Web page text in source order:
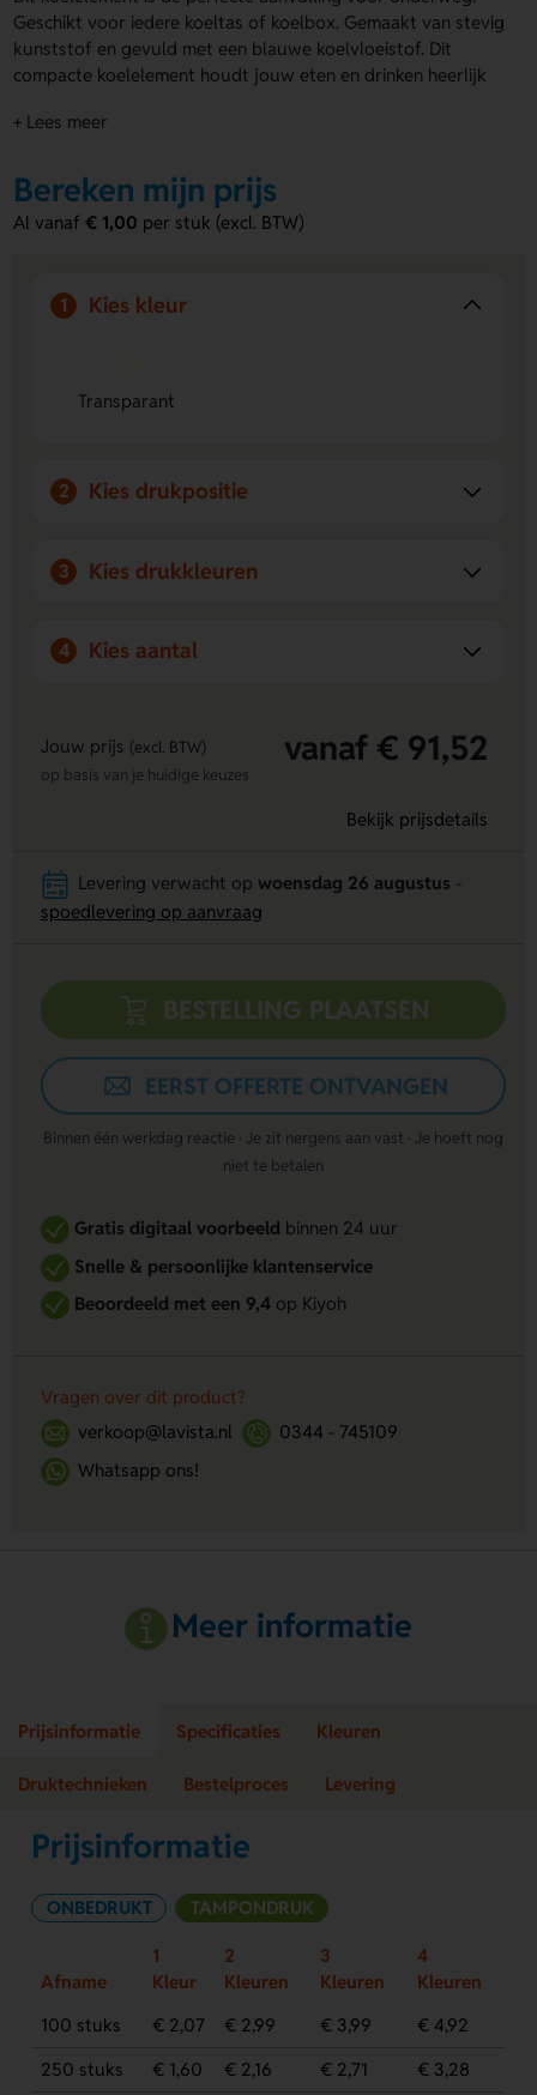
Geschikt voor iedere koeltas of koelbox. Gemaakt van stevig
kunststof en gevuld met een blauwe koelvloeistof. Dit
compacte koelelement houdt jouw eten en drinken heerlijk
stranddagen. Het koelelement kan bedrukt worden met
te geven bij eenkoelbox met logo
Voordelen van het koelelement
zorgt ervoor dat jouw lunch, drankjes of
picknickproducten langer koud blijven.
picknick.
persoonlijk cadeau.
+ Lees meer
Bereken mijn prijs
Al vanaf€ 1,00 per stuk (excl. BTW)
1 Kies kleur
Transparant
2 Kies drukpositie
3 Kies drukkleuren
4 Kies aantal
Jouw prijs (excl. BTW) vanaf € 91,52
op basis van je huidige keuzes
Bekijk prijsdetails
Levering verwacht op woensdag 26 augustus
spoedlevering op aanvraag
BESTELLING PLAATSEN
EERST OFFERTE ONTVANGEN
Binnen één werkdag reactie · Je zit nergens aan vast · Je hoeft nog
niet te betalen
Gratis digitaal voorbeeldbinnen 24 uur
Snelle & persoonlijke klantenservice
Beoordeeld met een 9,4op Kiyoh
Vragen over dit product?
verkoop@lavista.nl
0344 - 745109
Whatsapp ons!
Meer informatie
Prijsinformatie Specificaties Kleuren
Druktechnieken Bestelproces Levering
Prijsinformatie
ONBEDRUKT TAMPONDRUK
Afname
1
Kleur
2
Kleuren
3
Kleuren
4
Kleuren
100 stuks
€ 2,07 € 2,99 € 3,99
€ 4,92
250 stuks
€ 1,60 € 2,16 € 2,71 € 3,28